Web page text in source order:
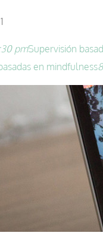
pmSupervisión
en mindfulness